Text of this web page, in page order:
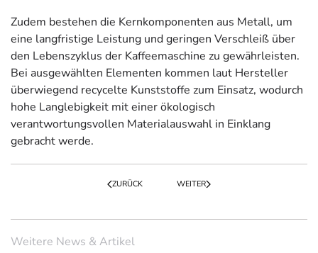
Zudem bestehen die Kernkomponenten aus Metall, um
eine langfristige Leistung und geringen Verschleiß über
den Lebenszyklus der Kaffeemaschine zu gewährleisten.
Bei ausgewählten Elementen kommen laut Hersteller
überwiegend recycelte Kunststoffe zum Einsatz, wodurch
hohe Langlebigkeit mit einer ökologisch
verantwortungsvollen Materialauswahl in Einklang
gebracht werde.
ZURÜCK WEITER
Weitere News & Artikel